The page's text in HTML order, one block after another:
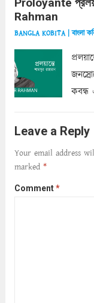
Rahman
BANGLA KOBITA | বাংলা
কবন্ধ
আনে
Leave a Reply
Your email address
marked *
Comment*